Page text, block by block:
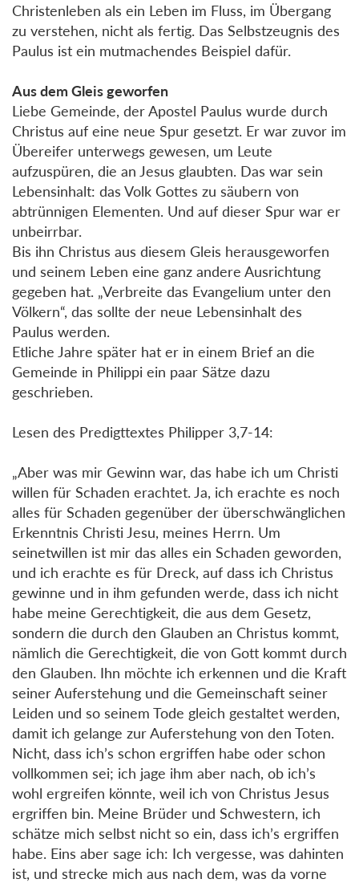
Christenleben als ein Leben im Fluss, im Übergang
zu verstehen, nicht als fertig. Das Selbstzeugnis des
Paulus ist ein mutmachendes Beispiel dafür.
Aus dem Gleis geworfen
Liebe Gemeinde, der Apostel Paulus wurde durch
Christus auf eine neue Spur gesetzt. Er war zuvor im
Übereifer unterwegs gewesen, um Leute
aufzuspüren, die an Jesus glaubten. Das war sein
Lebensinhalt: das Volk Gottes zu säubern von
abtrünnigen Elementen. Und auf dieser Spur war er
unbeirrbar.
Bis ihn Christus aus diesem Gleis herausgeworfen
und seinem Leben eine ganz andere Ausrichtung
gegeben hat. „Verbreite das Evangelium unter den
Völkern“, das sollte der neue Lebensinhalt des
Paulus werden.
Etliche Jahre später hat er in einem Brief an die
Gemeinde in Philippi ein paar Sätze dazu
geschrieben.
Lesen des Predigttextes Philipper 3,7-14:
„Aber was mir Gewinn war, das habe ich um Christi
willen für Schaden erachtet. Ja, ich erachte es noch
alles für Schaden gegenüber der überschwänglichen
Erkenntnis Christi Jesu, meines Herrn. Um
seinetwillen ist mir das alles ein Schaden geworden,
und ich erachte es für Dreck, auf dass ich Christus
gewinne und in ihm gefunden werde, dass ich nicht
habe meine Gerechtigkeit, die aus dem Gesetz,
sondern die durch den Glauben an Christus kommt,
nämlich die Gerechtigkeit, die von Gott kommt durch
den Glauben. Ihn möchte ich erkennen und die Kraft
seiner Auferstehung und die Gemeinschaft seiner
Leiden und so seinem Tode gleich gestaltet werden,
damit ich gelange zur Auferstehung von den Toten.
Nicht, dass ich’s schon ergriffen habe oder schon
vollkommen sei; ich jage ihm aber nach, ob ich’s
wohl ergreifen könnte, weil ich von Christus Jesus
ergriffen bin. Meine Brüder und Schwestern, ich
schätze mich selbst nicht so ein, dass ich’s ergriffen
habe. Eins aber sage ich: Ich vergesse, was dahinten
ist, und strecke mich aus nach dem, was da vorne